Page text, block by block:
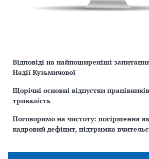
Відповіді на найпоширеніші
Надії Кузьмичової
Щорічні основні відпустки
тривалість
Поговоримо на чистоту: погіршення
кадровий дефіцит, підтримка